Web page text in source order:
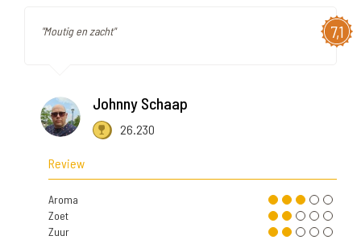
7,1
"Moutig en zacht"
Johnny Schaap
26.230
Review
Aroma
Zoet
Zuur